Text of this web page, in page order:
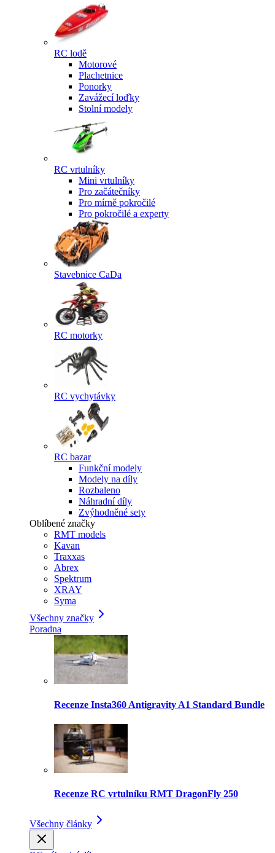
RC lodě
Motorové
Plachetnice
Ponorky
Zavážecí loďky
Stolní modely
RC vrtulníky
Mini vrtulníky
Pro začátečníky
Pro mírně pokročilé
Pro pokročilé a experty
Stavebnice CaDa
RC motorky
RC vychytávky
RC bazar
Funkční modely
Modely na díly
Rozbaleno
Náhradní díly
Zvýhodněné sety
Oblíbené značky
RMT models
Kavan
Traxxas
Abrex
Spektrum
XRAY
Syma
Všechny značky
Poradna
Recenze Insta360 Antigravity A1 Standard Bundle
Recenze RC vrtulníku RMT DragonFly 250
Všechny články